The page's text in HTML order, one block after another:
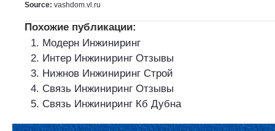
Source: vashdom.vl.ru
Похожие публикации:
Модерн Инжиниринг
Интер Инжиниринг Отзывы
Нижнов Инжиниринг Строй
Связь Инжиниринг Отзывы
Связь Инжиниринг Кб Дубна